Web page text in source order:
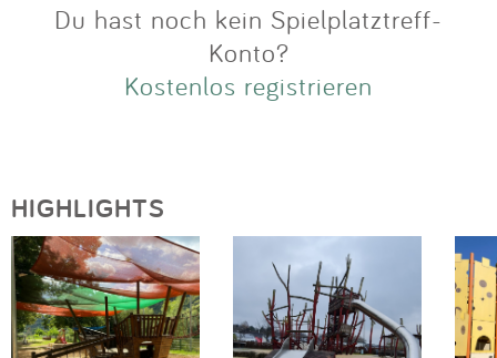
Du hast noch kein Spielplatztreff-
Konto?
Kostenlos registrieren
HIGHLIGHTS